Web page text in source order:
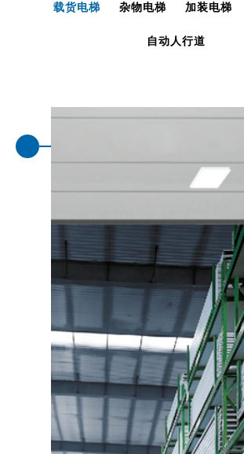
载货电梯 杂物电梯 加装电梯
自动人行道